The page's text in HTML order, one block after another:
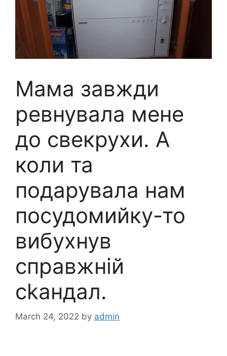
Мама завжди
ревнувала мене
до свекрухи. А
коли та
подарувала нам
посудомийку-то
вибухнув
справжній
сkандал.
March 24, 2022 by admin